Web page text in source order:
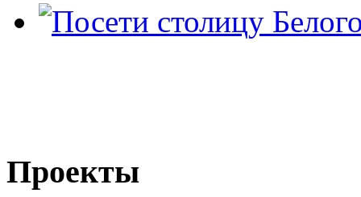
Проекты